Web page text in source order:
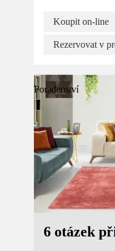
Koupit on-line
Rezervovat v
Poradenství
6 otázek